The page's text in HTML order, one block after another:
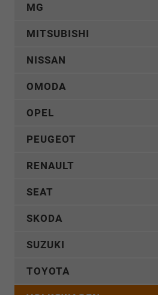
MG
MITSUBISHI
NISSAN
OMODA
OPEL
PEUGEOT
RENAULT
SEAT
SKODA
SUZUKI
TOYOTA